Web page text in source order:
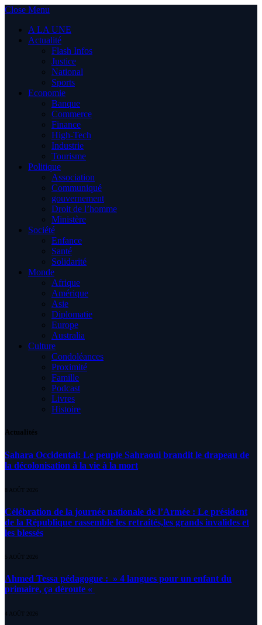
Close Menu
A LA UNE
Actualité
Flash Infos
Justice
National
Sports
Economie
Banque
Commerce
Finance
High-Tech
Industrie
Tourisme
Politique
Association
Communiqué
gouvernement
Droit de l’homme
Ministère
Société
Enfance
Santé
Solidarité
Monde
Afrique
Amérique
Asie
Diplomatie
Europe
Australia
Culture
Condoléances
Proximité
Famille
Podcast
Livres
Histoire
Actualités
Sahara Occidental: Le peuple Sahraoui brandit le drapeau de
la décolonisation à la vie à la mort
8 AOÛT 2026
Célébration de la journée nationale de l’Armée : Le président
de la République rassemble les retraités,les grands invalides et
les blessés
5 AOÛT 2026
Ahmed Tessa pédagogue : » 4 langues pour un enfant du
primaire, ça déroute «
4 AOÛT 2026